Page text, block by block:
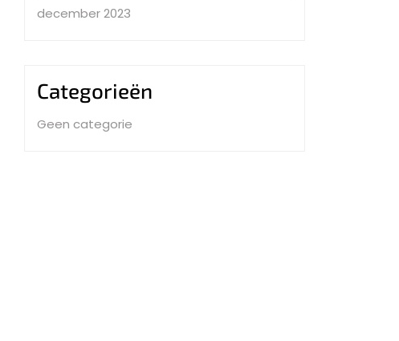
december 2023
Categorieën
Geen categorie